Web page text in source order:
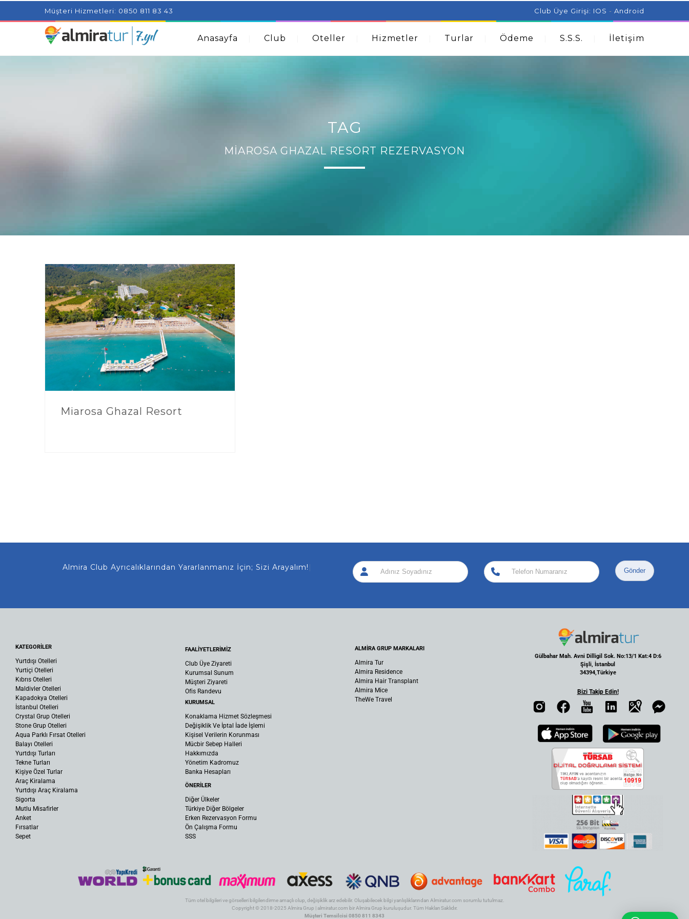
Project Milenial featuring news blogs and tutorials How A Dermatologist Can Help With Acne Problems Aromatherapy And
Kids Amazingly Simple Skin Care Tips For People With Acne
Müşteri Hizmetleri: 0850 811 83 43 Club Üye Girişi: IOS - Android
Anasayfa Club Oteller Hizmetler Turlar Ödeme S.S.S. İletişim
TAG
MIAROSA GHAZAL RESORT REZERVASYON
Miarosa Ghazal Resort
Almira Club Ayrıcalıklarından Yararlanmanız İçin; Sizi Arayalım! | Gönder
KATEGORİLER
Yurtdışı Otelleri
Yurtiçi Otelleri
Kıbrıs Otelleri
Maldivler Otelleri
Kapadokya Otelleri
İstanbul Otelleri
Crystal Grup Otelleri
Stone Grup Otelleri
Aqua Parklı Fırsat Otelleri
Balayı Otelleri
Yurtdışı Turları
Tekne Turları
Kişiye Özel Turlar
Araç Kiralama
Yurtdışı Araç Kiralama
Sigorta
Mutlu Misafirler
Anket
Fırsatlar
Sepet
FAALİYETLERİMİZ
Club Üye Ziyareti
Kurumsal Sunum
Müşteri Ziyareti
Ofis Randevu
KURUMSAL
Konaklama Hizmet Sözleşmesi
Değişiklik Ve İptal İade İşlemi
Kişisel Verilerin Korunması
Mücbir Sebep Halleri
Hakkımızda
Yönetim Kadromuz
Banka Hesapları
ÖNERİLER
Diğer Ülkeler
Türkiye Diğer Bölgeler
Erken Rezervasyon Formu
Ön Çalışma Formu
SSS
ALMİRA GRUP MARKALARI
Almira Tur
Almira Residence
Almira Hair Transplant
Almira Mice
TheWe Travel
Gülbahar Mah. Avni Dilligil Sok. No:13/1 Kat:4 D:6
Şişli, İstanbul
34394,Türkiye
Bizi Takip Edin!
Tüm otel bilgileri ve görselleri bilgilendirme amaçlı olup, değişiklik arz edebilir. Oluşabilecek bilgi yanlışlıklarından Almiratur.com sorumlu tutulmaz.
Copyright © 2018-2025 Almira Grup | almiratur.com bir Almira Grup kuruluşudur. Tüm Hakları Saklıdır.
Müşteri Temsilcisi 0850 811 8343